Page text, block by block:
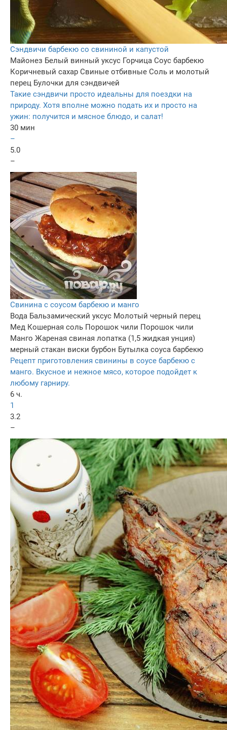
Сэндвичи барбекю со свининой и капустой
Майонез Белый винный уксус Горчица Соус барбекю
Коричневый сахар Свиные отбивные Соль и молотый
перец Булочки для сэндвичей
Такие сэндвичи просто идеальны для поездки на
природу. Хотя вполне можно подать их и просто на
ужин: получится и мясное блюдо, и салат!
30 мин
–
5.0
–
Свинина с соусом барбекю и манго
Вода Бальзамический уксус Молотый черный перец
Мед Кошерная соль Порошок чили Порошок чили
Манго Жареная свиная лопатка (1,5 жидкая унция)
мерный стакан виски бурбон Бутылка соуса барбекю
Рецепт приготовления свинины в соусе барбекю с
манго. Вкусное и нежное мясо, которое подойдет к
любому гарниру.
6 ч.
1
3.2
–